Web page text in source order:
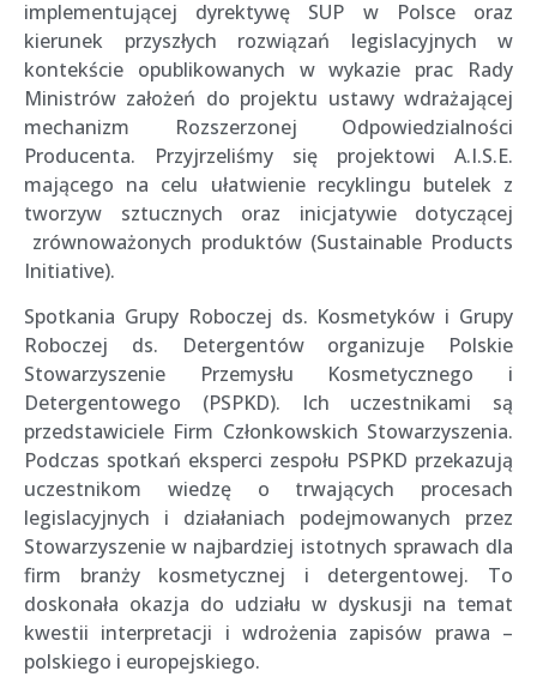
implementującej dyrektywę SUP w Polsce oraz
kierunek przyszłych rozwiązań legislacyjnych w
kontekście opublikowanych w wykazie prac Rady
Ministrów założeń do projektu ustawy wdrażającej
mechanizm Rozszerzonej Odpowiedzialności
Producenta. Przyjrzeliśmy się projektowi A.I.S.E.
mającego na celu ułatwienie recyklingu butelek z
tworzyw sztucznych oraz inicjatywie dotyczącej
zrównoważonych produktów (Sustainable Products
Initiative).
Spotkania Grupy Roboczej ds. Kosmetyków i Grupy
Roboczej ds. Detergentów organizuje Polskie
Stowarzyszenie Przemysłu Kosmetycznego i
Detergentowego (PSPKD). Ich uczestnikami są
przedstawiciele Firm Członkowskich Stowarzyszenia.
Podczas spotkań eksperci zespołu PSPKD przekazują
uczestnikom wiedzę o trwających procesach
legislacyjnych i działaniach podejmowanych przez
Stowarzyszenie w najbardziej istotnych sprawach dla
firm branży kosmetycznej i detergentowej. To
doskonała okazja do udziału w dyskusji na temat
kwestii interpretacji i wdrożenia zapisów prawa –
polskiego i europejskiego.